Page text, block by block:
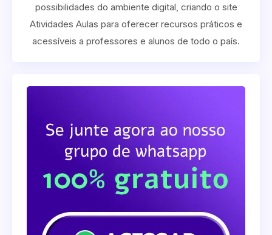
possibilidades do ambiente digital, criando o site
Atividades Aulas para oferecer recursos práticos e
acessíveis a professores e alunos de todo o país.